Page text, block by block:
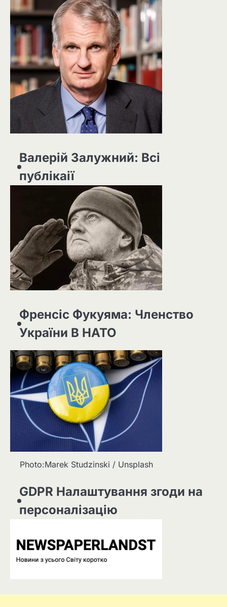
Валерій Залужний: Всі
публікаії
Френсіс Фукуяма: Членство
України В НАТО
Photo:Marek Studzinski / Unsplash
GDPR Налаштування згоди на
персоналізацію